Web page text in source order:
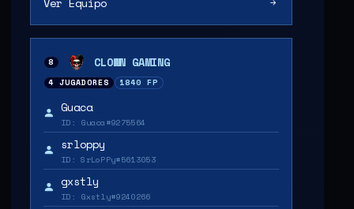
8 CLOWN GAMING
4 JUGADORES 1840 FP
Guaca
ID: Guaca#9275564
srloppy
ID: SrLoPPy#5613053
gxstly
ID: Gxstly#9240266